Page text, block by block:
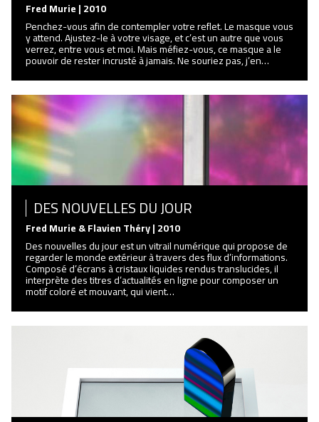
Fred Murie | 2010
Penchez-vous afin de contempler votre reflet. Le masque vous
y attend. Ajustez-le à votre visage, et c’est un autre que vous
verrez, entre vous et moi. Mais méfiez-vous, ce masque a le
pouvoir de rester incrusté à jamais. Ne souriez pas, j’en…
DES NOUVELLES DU JOUR
Fred Murie & Flavien Théry | 2010
Des nouvelles du jour est un vitrail numérique qui propose de
regarder le monde extérieur à travers des flux d’informations.
Composé d’écrans à cristaux liquides rendus translucides, il
interprète des titres d’actualités en ligne pour composer un
motif coloré et mouvant, qui vient…